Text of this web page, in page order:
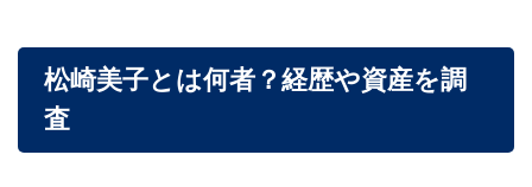
松崎美子とは何者？経歴や資産を調
査